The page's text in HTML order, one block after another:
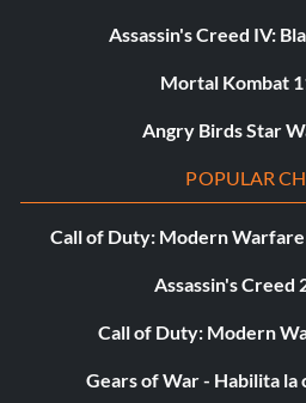
EN LA PANTALLA DE OPCIONES
Enviado por desconocido
Assassin's Creed IV:
Mortal Kombat
Angry Birds Star
POPULAR
Call of Duty: Modern
Assassin's Creed
Call of Duty: Modern
Gears of War - Habilita la